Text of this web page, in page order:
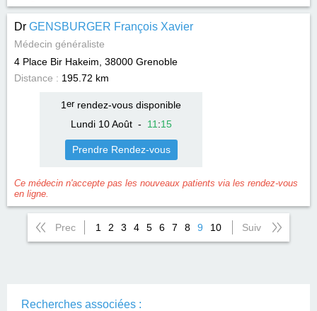
Dr GENSBURGER François Xavier
Médecin généraliste
4 Place Bir Hakeim, 38000 Grenoble
Distance : 195.72 km
1 errendez-vous disponible
Lundi 10 Août- 11 :15
Prendre Rendez-vous
Ce médecin n'accepte pas les nouveaux patients via les rendez-vous
en ligne.
Prec 1 2 3 4 5 6 7 8 9 10 Suiv
Recherches associées :